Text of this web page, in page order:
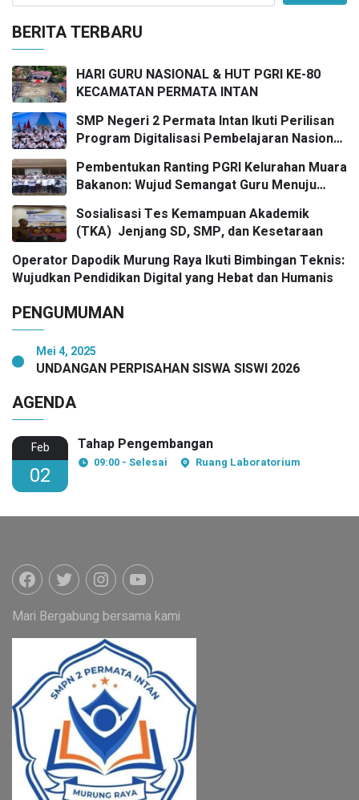
BERITA TERBARU
HARI GURU NASIONAL & HUT PGRI KE-80
KECAMATAN PERMATA INTAN
SMP Negeri 2 Permata Intan Ikuti Perilisan
Program Digitalisasi Pembelajaran Nasional
Pembentukan Ranting PGRI Kelurahan Muara
Bakanon: Wujud Semangat Guru Menuju
Sosialisasi Tes Kemampuan Akademik
(TKA) Jenjang SD, SMP, dan Kesetaraan
Operator Dapodik Murung Raya Ikuti Bimbingan Teknis:
Wujudkan Pendidikan Digital yang Hebat dan Humanis
PENGUMUMAN
Mei 4, 2025
UNDANGAN PERPISAHAN SISWA SISWI 2026
AGENDA
Feb
02
Tahap Pengembangan
09:00 - Selesai Ruang Laboratorium
Mari Bergabung bersama kami